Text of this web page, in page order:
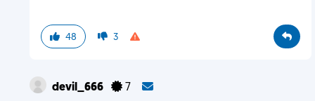
48 3
devil_666 7